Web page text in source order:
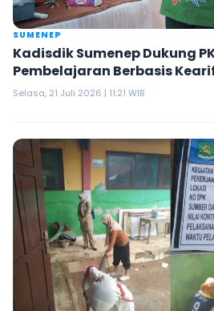
SUMENEP
Kadisdik Sumenep Dukung
Pembelajaran Berbasis
Selasa, 21 Juli 2026 | 11:21 WIB